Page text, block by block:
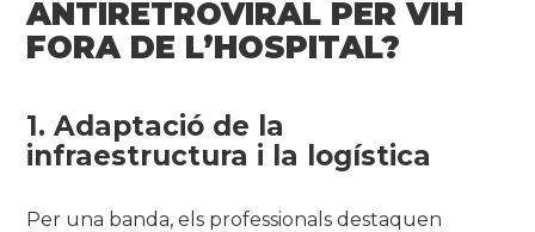
ANTIRETROVIRAL PER VIH
FORA DE L’HOSPITAL?
1. Adaptació de la
infraestructura i la logística
Per una banda, els professionals destaquen